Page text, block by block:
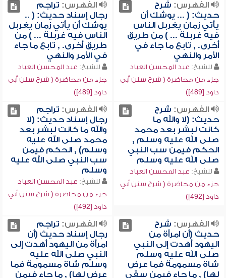
الفهرس: شرح
حديث: ( ... يوشك أن
يأتي زمان يغربل الناس
فيه غربلة ... ) من طريق
أخرى. , تابع ما جاء في
الأمر والنهي
للشيخ: عبد المحسن العباد
جزء من محاضرة ( شرح سنن أبي
داود [489])
الفهرس: تراجم
رجال إسناد حديث: ( ..
يوشك أن يأتي زمان يغربل
الناس فيه غربلة ... ) من
طريق أخرى. , تابع ما جاء
في الأمر والنهي
للشيخ: عبد المحسن العباد
جزء من محاضرة ( شرح سنن أبي
داود [489])
الفهرس: شرح
حديث: (لا والله ما
كانت لبشر بعد محمد
صلى الله عليه وسلم ,
الحكم فيمن سب النبي
صلى الله عليه وسلم
للشيخ: عبد المحسن العباد
جزء من محاضرة ( شرح سنن أبي
داود [492])
الفهرس: تراجم
رجال إسناد حديث: (لا
والله ما كانت لبشر بعد
محمد صلى الله عليه
وسلم) , الحكم فيمن
سب النبي صلى الله عليه
وسلم
للشيخ: عبد المحسن العباد
جزء من محاضرة ( شرح سنن أبي
داود [492])
الفهرس: شرح
حديث (أن امرأة من
اليهود أهدت إلى النبي
صلى الله عليه وسلم
شاة مسمومة فما عرض
لها) , ما جاء فيمن سقى
الفهرس: تراجم
رجال إسناد حديث (أن
امرأة من اليهود أهدت إلى
النبي صلى الله عليه
وسلم شاة مسمومة فما
عرض لها) , ما جاء فيمن